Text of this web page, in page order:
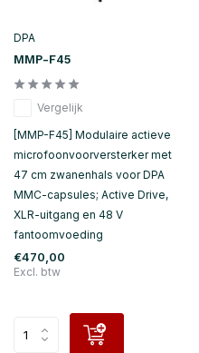
DPA
MMP-F45
Vergelijk
[MMP-F45] Modulaire actieve
microfoonvoorversterker met
47 cm zwanenhals voor DPA
MMC-capsules; Active Drive,
XLR-uitgang en 48 V
fantoomvoeding
€470,00
Excl. btw